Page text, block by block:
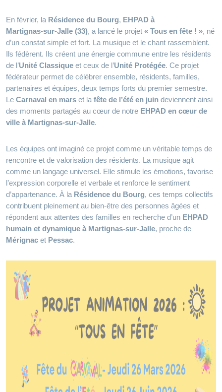
En février, la Résidence du Bourg, EHPAD à
Martignas‑sur‑Jalle (33), a lancé le projet « Tous en fête ! », né
d’un constat simple et fort. La musique et le chant rassemblent.
Ils fédèrent. Ils créent une énergie commune entre les résidents
de l’Unité Classique et ceux de l’Unité Protégée. Ce projet
fédérateur permet de célébrer ensemble, résidents, familles,
partenaires et équipes, deux temps forts du premier semestre.
Le Carnaval en mars et la fête de l’été en juin deviennent ainsi
des moments partagés au cœur de notre EHPAD en cœur de
ville à Martignas‑sur‑Jalle.
Les équipes ont imaginé ce projet comme un véritable temps de
rencontre et de valorisation des résidents. La musique agit
comme un langage universel. Elle stimule les émotions, favorise
l’expression corporelle et verbale et renforce le sentiment
d’appartenance. À la Résidence du Bourg, ces temps collectifs
contribuent pleinement au bien‑être des personnes âgées et
répondent aux attentes des familles en recherche d’un EHPAD
humain et dynamique à Martignas‑sur‑Jalle, proche de
Mérignac et Pessac.